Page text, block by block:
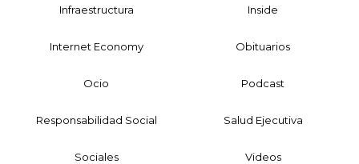
Infraestructura Inside
Internet Economy Obituarios
Ocio Podcast
Responsabilidad Social Salud Ejecutiva
Sociales Videos